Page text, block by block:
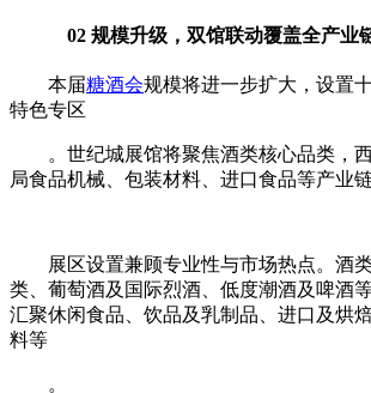
02 规模升级，双馆联动覆盖全产业
本届糖酒会规模将进一步扩大，设置
特色专区
。世纪城展馆将聚焦酒类核心品类，
局食品机械、包装材料、进口食品等产业
展区设置兼顾专业性与市场热点。酒
类、葡萄酒及国际烈酒、低度潮酒及啤酒
汇聚休闲食品、饮品及乳制品、进口及烘焙
料等
。